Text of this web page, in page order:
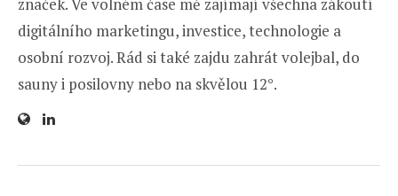
digitálního marketingu, investice, technologie a
osobní rozvoj. Rád si také zajdu zahrát volejbal, do
sauny i posilovny nebo na skvělou 12°.